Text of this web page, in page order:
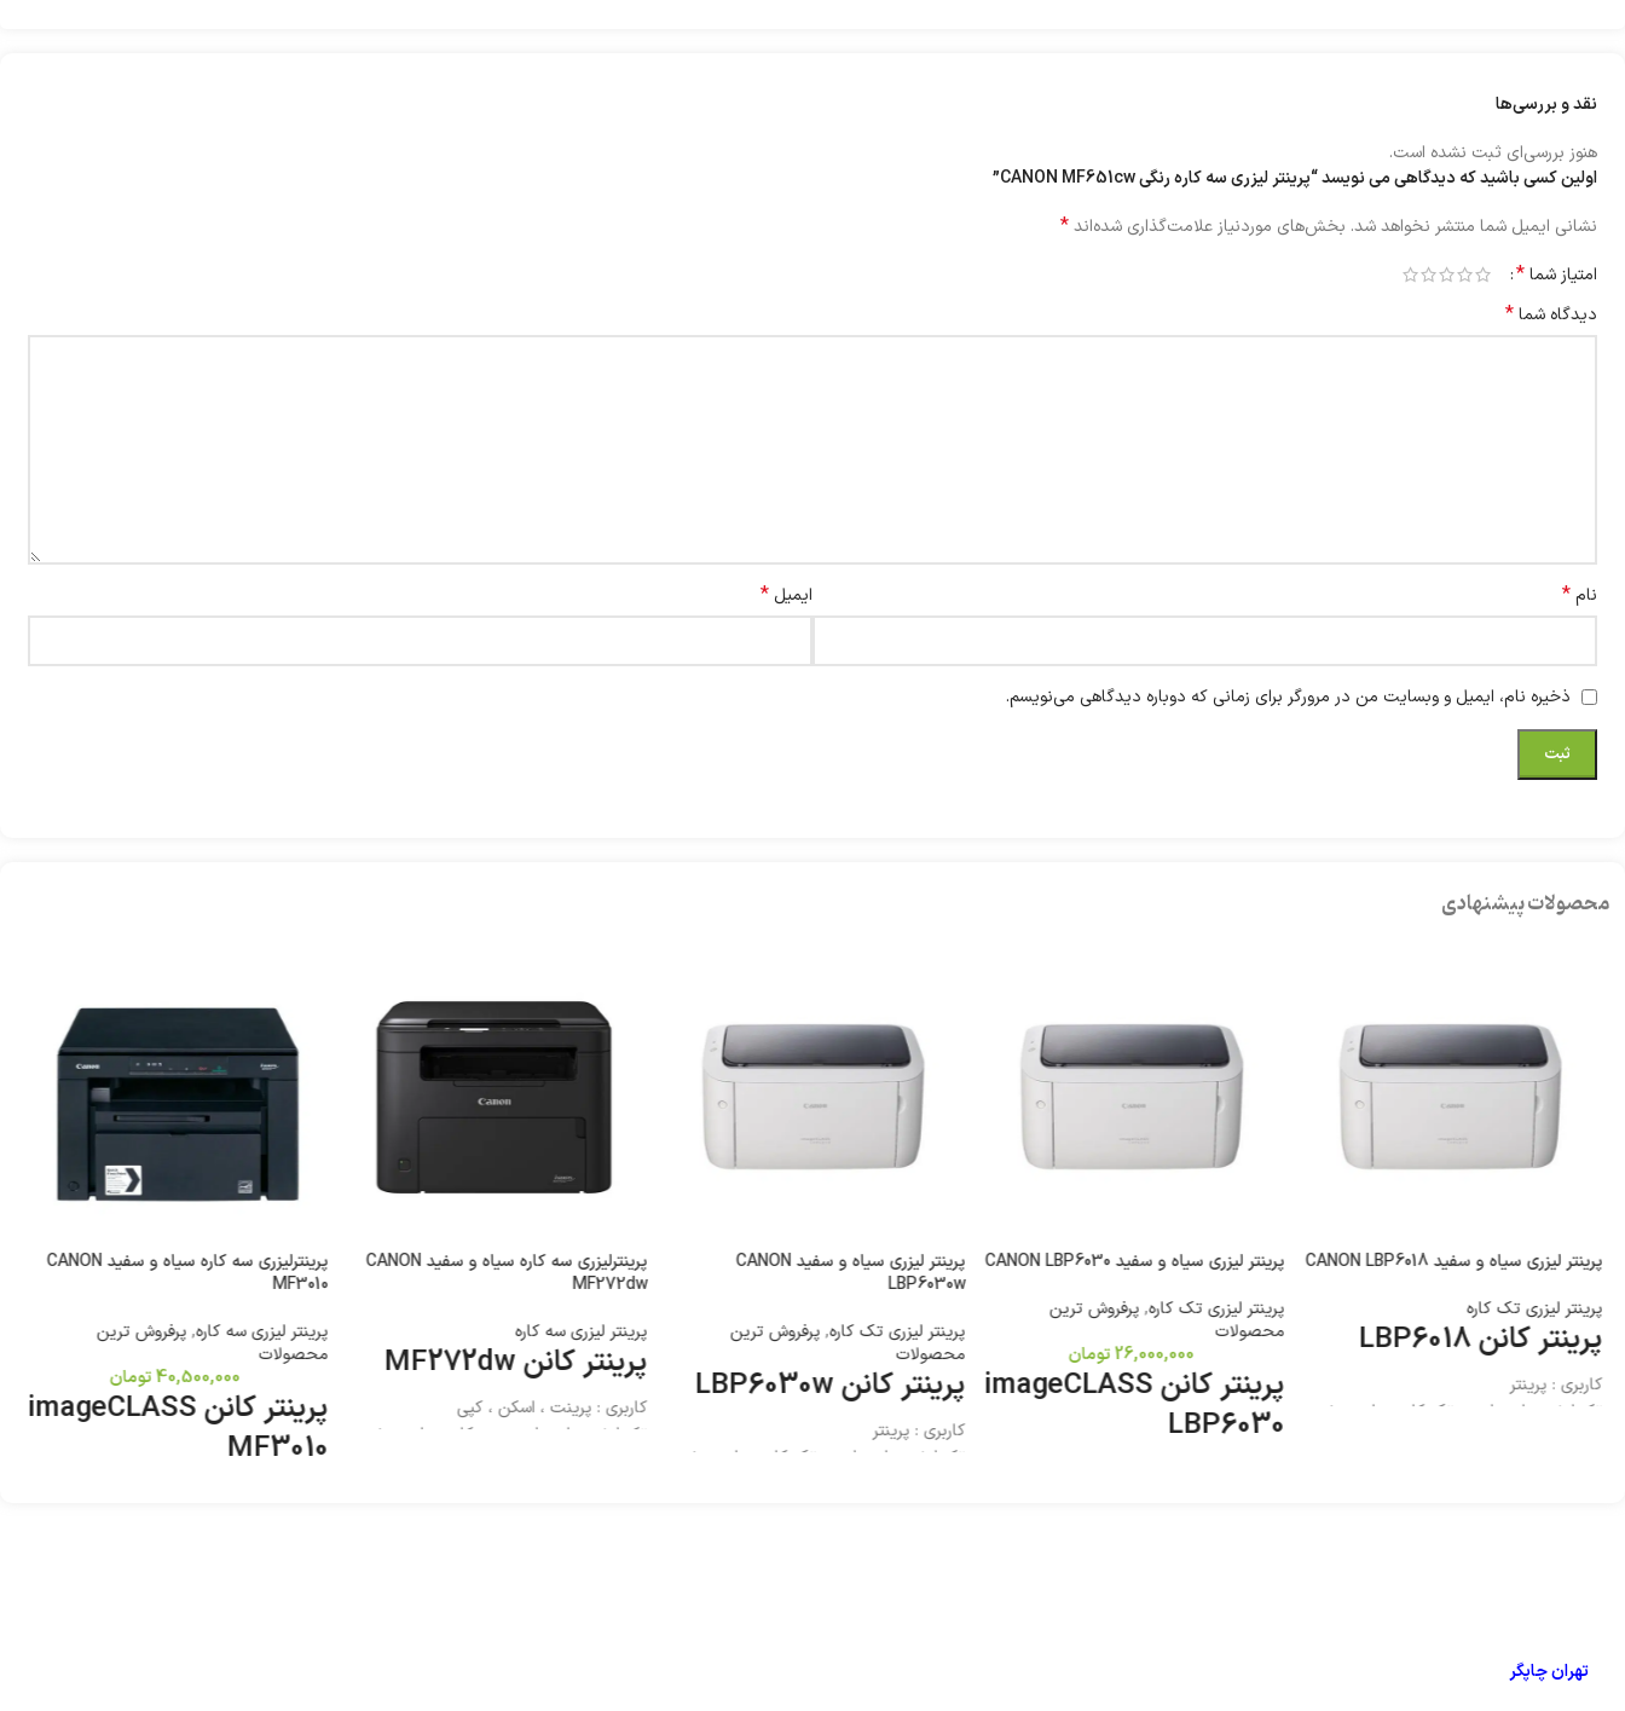
نقد و بررسی‌ها
هنوز بررسی‌ای ثبت نشده است.
اولین کسی باشید که دیدگاهی می نویسد “پرینتر لیزری سه کاره رنگی CANON MF651cw”
نشانی ایمیل شما منتشر نخواهد شد. بخش‌های موردنیاز علامت‌گذاری شده‌اند*
امتیاز شما*
دیدگاه شما*
نام* ایمیل *
ذخیره نام، ایمیل و وبسایت من در مرورگر برای زمانی که دوباره دیدگاهی می‌نویسم.
محصولات پیشنهادی
پرینتر لیزری سیاه و سفید CANON LBP6018
پرینتر لیزری تک کاره
پرینتر کانن LBP6018
کاربری : پرینتر
تکنولوژی چاپ : لیزری تک کاره سیاه و سفید
پرینتر لیزری سیاه و سفید CANON LBP6030
پرینتر لیزری تک کاره, پرفروش ترین
محصولات
26,000,000تومان
پرینتر کانن imageCLASS
LBP6030
پرینتر لیزری سیاه و سفید CANON
LBP6030w
پرینتر لیزری تک کاره, پرفروش ترین
محصولات
پرینتر کانن LBP6030w
کاربری : پرینتر
تکنولوژی چاپ : لیزری تک کاره سیاه و سفید
پرینترلیزری سه کاره سیاه و سفید CANON
MF272dw
پرینتر لیزری سه کاره
پرینتر کانن MF272dw
کاربری : پرینت ، اسکن ، کپی
تکنولوژی چاپ : لیزری سه کاره سیاه و سفید
پرینترلیزری سه کاره سیاه و سفید CANON
MF3010
پرینتر لیزری سه کاره, پرفروش ترین
محصولات
40,500,000تومان
پرینتر کانن imageCLASS
MF3010
تهران چاپگر